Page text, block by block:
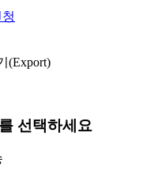
(Export)
선택하세요